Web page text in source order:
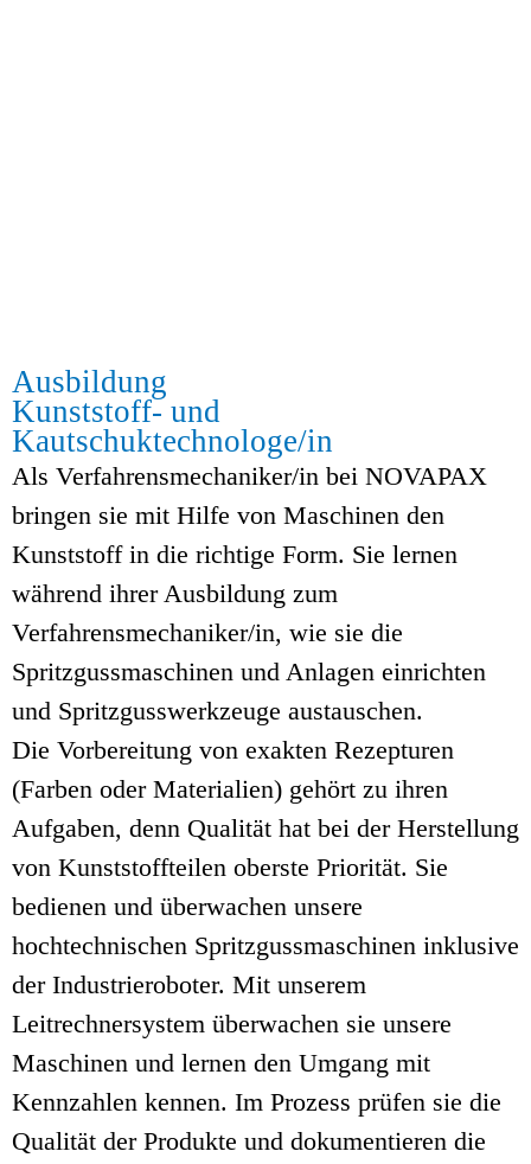
Ausbildung
Kunststoff- und
Kautschuktechnologe/in
Als Verfahrensmechaniker/in bei NOVAPAX
bringen sie mit Hilfe von Maschinen den
Kunststoff in die richtige Form. Sie lernen
während ihrer Ausbildung zum
Verfahrensmechaniker/in, wie sie die
Spritzgussmaschinen und Anlagen einrichten
und Spritzgusswerkzeuge austauschen.
Die Vorbereitung von exakten Rezepturen
(Farben oder Materialien) gehört zu ihren
Aufgaben, denn Qualität hat bei der Herstellung
von Kunststoffteilen oberste Priorität. Sie
bedienen und überwachen unsere
hochtechnischen Spritzgussmaschinen inklusive
der Industrieroboter. Mit unserem
Leitrechnersystem überwachen sie unsere
Maschinen und lernen den Umgang mit
Kennzahlen kennen. Im Prozess prüfen sie die
Qualität der Produkte und dokumentieren die